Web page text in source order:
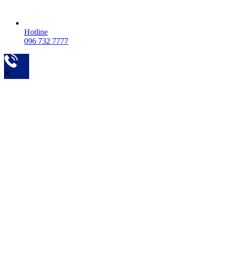
Hotline
096 732 7777